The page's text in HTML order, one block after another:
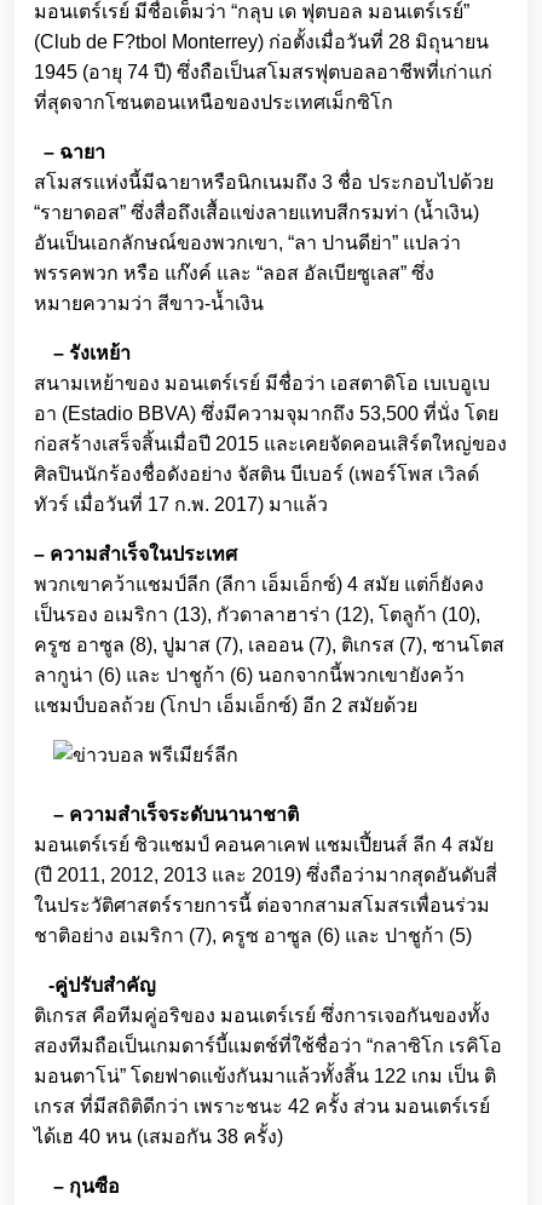
มอนเตร์เรย์ มีชื่อเต็มว่า “กลุบ เด ฟุตบอล มอนเตร์เรย์”
(Club de F?tbol Monterrey) ก่อตั้งเมื่อวันที่ 28 มิถุนายน
1945 (อายุ 74 ปี) ซึ่งถือเป็นสโมสรฟุตบอลอาชีพที่เก่าแก่
ที่สุดจากโซนตอนเหนือของประเทศเม็กซิโก
– ฉายา
สโมสรแห่งนี้มีฉายาหรือนิกเนมถึง 3 ชื่อ ประกอบไปด้วย
“รายาดอส” ซึ่งสื่อถึงเสื้อแข่งลายแทบสีกรมท่า (น้ำเงิน)
อันเป็นเอกลักษณ์ของพวกเขา, “ลา ปานดีย่า” แปลว่า
พรรคพวก หรือ แก๊งค์ และ “ลอส อัลเบียซูเลส” ซึ่ง
หมายความว่า สีขาว-น้ำเงิน
– รังเหย้า
สนามเหย้าของ มอนเตร์เรย์ มีชื่อว่า เอสตาดิโอ เบเบอูเบ
อา (Estadio BBVA) ซึ่งมีความจุมากถึง 53,500 ที่นั่ง โดย
ก่อสร้างเสร็จสิ้นเมื่อปี 2015 และเคยจัดคอนเสิร์ตใหญ่ของ
ศิลปินนักร้องชื่อดังอย่าง จัสติน บีเบอร์ (เพอร์โพส เวิลด์
ทัวร์ เมื่อวันที่ 17 ก.พ. 2017) มาแล้ว
– ความสำเร็จในประเทศ
พวกเขาคว้าแชมป์ลีก (ลีกา เอ็มเอ็กซ์) 4 สมัย แต่ก็ยังคง
เป็นรอง อเมริกา (13), กัวดาลาฮาร่า (12), โตลูก้า (10),
ครูซ อาซูล (8), ปูมาส (7), เลออน (7), ติเกรส (7), ซานโตส
ลากูน่า (6) และ ปาชูก้า (6) นอกจากนี้พวกเขายังคว้า
แชมป์บอลถ้วย (โกปา เอ็มเอ็กซ์) อีก 2 สมัยด้วย
– ความสำเร็จระดับนานาชาติ
มอนเตร์เรย์ ซิวแชมป์ คอนคาเคฟ แชมเปี้ยนส์ ลีก 4 สมัย
(ปี 2011, 2012, 2013 และ 2019) ซึ่งถือว่ามากสุดอันดับสี่
ในประวัติศาสตร์รายการนี้ ต่อจากสามสโมสรเพื่อนร่วม
ชาติอย่าง อเมริกา (7), ครูซ อาซูล (6) และ ปาชูก้า (5)
-คู่ปรับสำคัญ
ติเกรส คือทีมคู่อริของ มอนเตร์เรย์ ซึ่งการเจอกันของทั้ง
สองทีมถือเป็นเกมดาร์บี้แมตช์ที่ใช้ชื่อว่า “กลาซิโก เรคิโอ
มอนตาโน่” โดยฟาดแข้งกันมาแล้วทั้งสิ้น 122 เกม เป็น ติ
เกรส ที่มีสถิติดีกว่า เพราะชนะ 42 ครั้ง ส่วน มอนเตร์เรย์
ได้เฮ 40 หน (เสมอกัน 38 ครั้ง)
– กุนซือ